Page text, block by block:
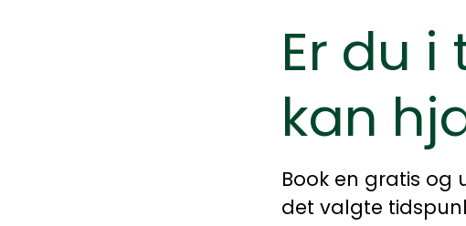
Er du
kan
Book en gratis og
det valgte